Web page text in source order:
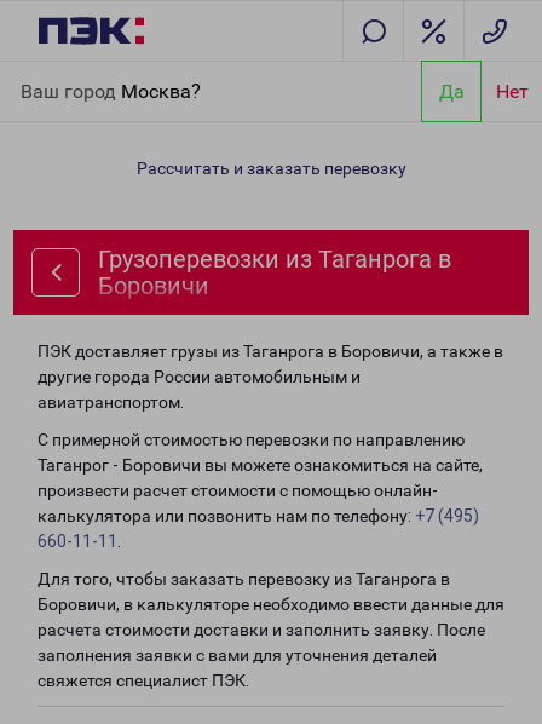
Ваш город Москва? Да Нет
Боровичи
Рассчитать и заказать перевозку
Грузоперевозки из Таганрога в
Боровичи
ПЭК доставляет грузы из Таганрога в Боровичи, а также в
другие города России автомобильным и
авиатранспортом.
С примерной стоимостью перевозки по направлению
Таганрог - Боровичи вы можете ознакомиться на сайте,
произвести расчет стоимости с помощью онлайн-
калькулятора или позвонить нам по телефону: +7 (495)
660-11-11
Для того, чтобы заказать перевозку из Таганрога в
Боровичи, в калькуляторе необходимо ввести данные для
расчета стоимости доставки и заполнить заявку. После
заполнения заявки с вами для уточнения деталей
свяжется специалист ПЭК.